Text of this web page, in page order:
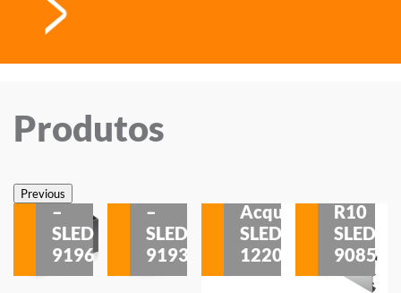
Produtos
PreviousSobrepor
–
SLED
9196
–
SLED
9193
Acqua
SLED
1220
R10
SLED
9085